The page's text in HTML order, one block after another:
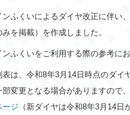
ンふくいによるダイヤ改正に伴い
みを掲載）を作成しました。
ふくいをご利用する際の参考にお
は、令和8年3月14日時点のダイ
部変更となる場合がありますので
ージ （新ダイヤは令和8年3月14日